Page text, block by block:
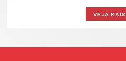
VEJA MAIS